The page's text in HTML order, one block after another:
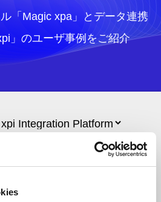
「Magic xpa」とデータ連携
」のユーザ事例をご紹介